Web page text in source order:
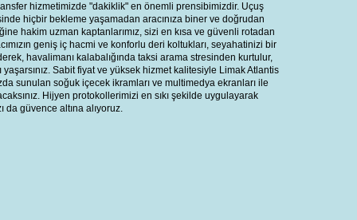
hizmetimizde "dakiklik" en önemli prensibimizdir. Uçuş
hiçbir bekleme yaşamadan aracınıza biner ve doğrudan
hakim uzman kaptanlarımız, sizi en kısa ve güvenli rotadan
geniş iç hacmi ve konforlu deri koltukları, seyahatinizi bir
havalimanı kalabalığında taksi arama stresinden kurtulur,
yaşarsınız. Sabit fiyat ve yüksek hizmet kalitesiyle Limak Atlantis
sunulan soğuk içecek ikramları ve multimedya ekranları ile
Hijyen protokollerimizi en sıkı şekilde uygulayarak
da güvence altına alıyoruz.